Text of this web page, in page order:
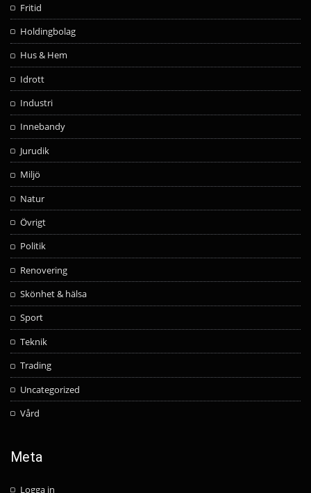
Fritid
Holdingbolag
Hus & Hem
Idrott
Industri
Innebandy
Jurudik
Miljö
Natur
Övrigt
Politik
Renovering
Skönhet & hälsa
Sport
Teknik
Trading
Uncategorized
Vård
Meta
Logga in